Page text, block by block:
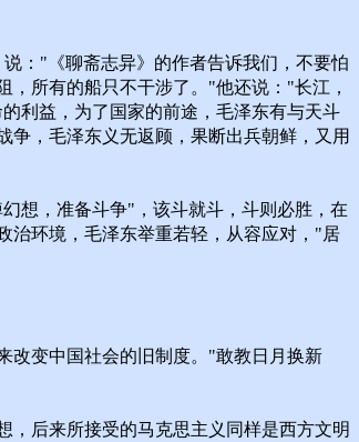
："《聊斋志异》的作者告诉我们，不要怕
所有的船只不干涉了。"他还说："长江，
利益，为了国家的前途，毛泽东有与天斗
，毛泽东义无返顾，果断出兵朝鲜，又用
想，准备斗争"，该斗就斗，斗则必胜，在
治环境，毛泽东举重若轻，从容应对，"居
改变中国社会的旧制度。"敢教日月换新
，后来所接受的马克思主义同样是西方文明